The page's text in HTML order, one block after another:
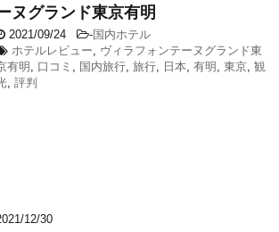
ヌグランド東京有明
2021/09/24 -国内ホテル
ホテルレビュー, ヴィラフォンテーヌグランド東
有明, 口コミ , 国内旅行, 旅行, 日本, 有明 , 東京, 観
, 評判
12/30